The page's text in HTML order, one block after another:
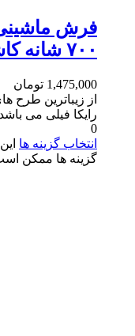
فرش
۷۰۰ شانه کاشان
1,475,000 تومان
رایکا فیلی می باشد
0
انتخاب گزینه ها
گزینه ها ممکن